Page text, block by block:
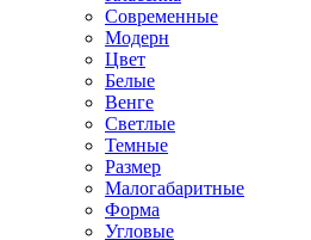
Современные
Модерн
Цвет
Белые
Венге
Светлые
Темные
Размер
Малогабаритные
Форма
Угловые